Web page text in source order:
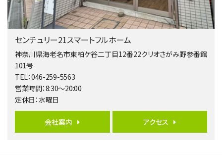
第5位
3,680万円
バ19分・ 歩8分
開放感があり日当たり良好な南西・北西角地区画。 …
第6位
4ＳＬＤＫ
海老名駅
センチュリー21スマートフルホーム
神奈川県海老名市東柏ケ谷二丁目12番22クリオさがみ野参番館
101号
TEL：046-259-5563
営業時間：8:30～20:00
定休日：水曜日
会社案内 アクセス